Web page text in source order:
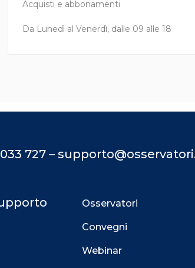
Acquisti e abbonamenti
Da Lunedì al Venerdì, dalle 09 alle 18
727 –
Osservatori
Convegni
Webinar